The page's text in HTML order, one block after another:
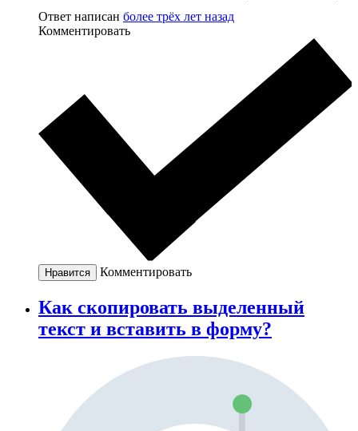
Ответ написан более трёх лет назад
Комментировать
Нравится Комментировать
Как скопировать выделенный
текст и вставить в форму?